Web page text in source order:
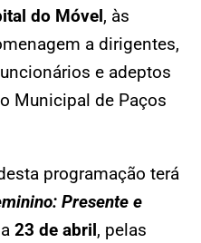
do Móvel, às
a dirigentes,
e adeptos
Municipal de Paços
programação terá
Presente e
23 de abril, pelas